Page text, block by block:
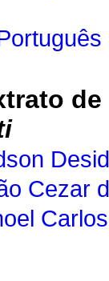
Cezar
Carlos